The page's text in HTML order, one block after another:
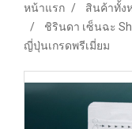
หน้าแรก สินค้าทั้ง
ชิรินดา เซ็นฉะ
ญี่ปุ่นเกรดพรีเมี่ยม